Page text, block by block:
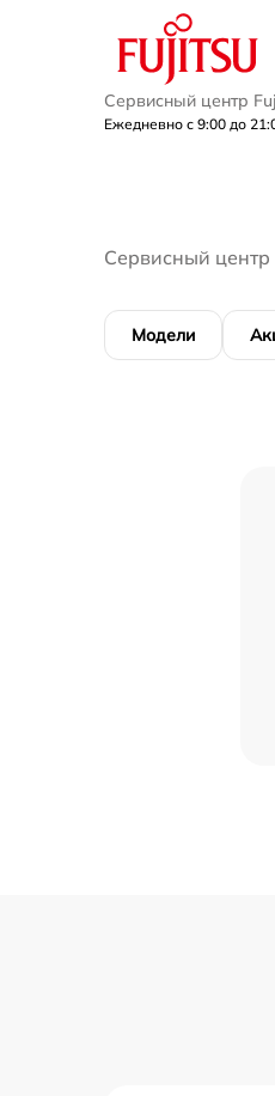
Сервисный центр
Ежедневно с 9:00 до
Сервисный центр
Модели